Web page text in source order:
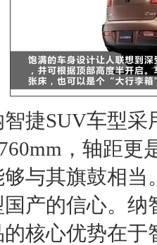
智捷SUV车型采
，轴距
够与其旗鼓相当
产的信心。纳
核心优势在